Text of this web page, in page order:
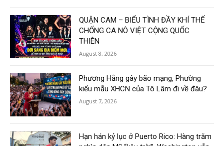
QUẬN CAM – BIỂU TÌNH ĐẦY KHÍ THẾ
CHỐNG CA NÔ VIỆT CỘNG QUỐC
THIÊN
August 8, 2026
Phương Hằng gây bão mạng, Phường
kiểu mẫu XHCN của Tô Lâm đi về đâu?
August 7, 2026
Hạn hán kỷ lục ở Puerto Rico: Hàng trăm